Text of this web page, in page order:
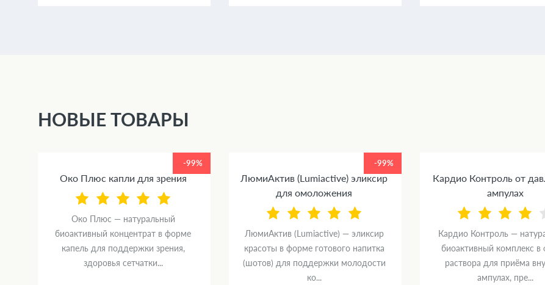
НОВЫЕ ТОВАРЫ
-99%
Око Плюс капли для зрения
Око Плюс — натуральный
биоактивный концентрат в форме
капель для поддержки зрения,
здоровья сетчатки...
-99%
ЛюмиАктив (Lumiactive) эликсир
для омоложения
ЛюмиАктив (Lumiactive) — эликсир
красоты в форме готового напитка
(шотов) для поддержки молодости
ко...
Кардио Контроль от
ампулах
Кардио Контроль —
биоактивный комплекс в
раствора для приёма
ампулах, пре...